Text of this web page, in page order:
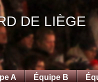
DE LIÈGE
A Équipe B